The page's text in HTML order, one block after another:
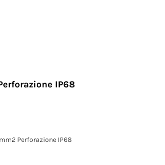
IP68
Perforazione IP68